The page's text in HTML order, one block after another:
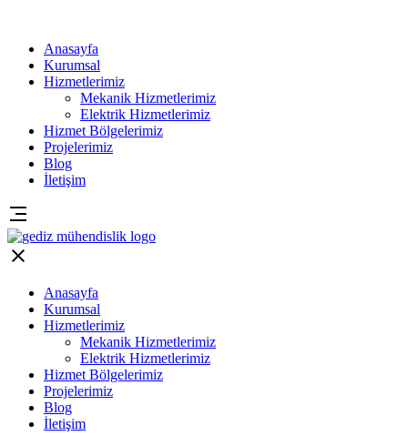
Anasayfa
Kurumsal
Hizmetlerimiz
Mekanik Hizmetlerimiz
Elektrik Hizmetlerimiz
Hizmet Bölgelerimiz
Projelerimiz
Blog
İletişim
Anasayfa
Kurumsal
Hizmetlerimiz
Mekanik Hizmetlerimiz
Elektrik Hizmetlerimiz
Hizmet Bölgelerimiz
Projelerimiz
Blog
İletişim